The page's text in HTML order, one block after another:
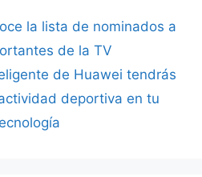
la lista de nominados a
de la TV
de Huawei tendrás
deportiva en tu